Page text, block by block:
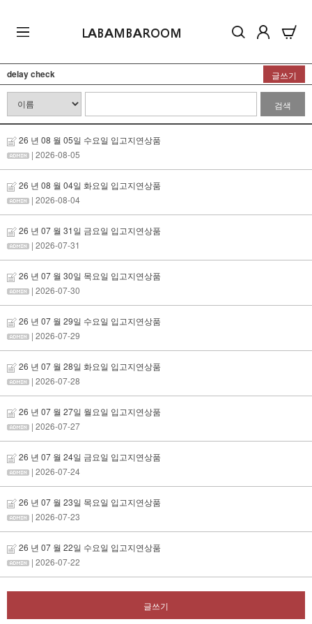
LABAMBAROOM
delay check 글쓰기
검색
26 년 08 월 05일 수요일 입고지연상품
| 2026-08-05
26 년 08 월 04일 화요일 입고지연상품
| 2026-08-04
26 년 07 월 31일 금요일 입고지연상품
| 2026-07-31
26 년 07 월 30일 목요일 입고지연상품
| 2026-07-30
26 년 07 월 29일 수요일 입고지연상품
| 2026-07-29
26 년 07 월 28일 화요일 입고지연상품
| 2026-07-28
26 년 07 월 27일 월요일 입고지연상품
| 2026-07-27
26 년 07 월 24일 금요일 입고지연상품
| 2026-07-24
26 년 07 월 23일 목요일 입고지연상품
| 2026-07-23
26 년 07 월 22일 수요일 입고지연상품
| 2026-07-22
글쓰기